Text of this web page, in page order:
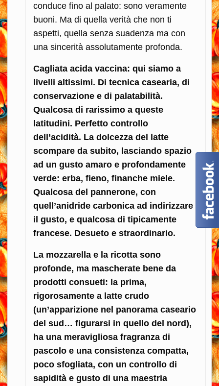
conduce fino al palato: sono veramente
buoni. Ma di quella verità che non ti
aspetti, quella senza suadenza ma con
una sincerità assolutamente profonda.
Cagliata acida vaccina: qui siamo a
livelli altissimi. Di tecnica casearia, di
conservazione e di palatabilità.
Qualcosa di rarissimo a queste
latitudini. Perfetto controllo
dell’acidità. La dolcezza del latte
scompare da subito, lasciando spazio
ad un gusto amaro e profondamente
verde: erba, fieno, finanche miele.
Qualcosa del pannerone, con
quell’anidride carbonica ad indirizzare
il gusto, e qualcosa di tipicamente
francese. Desueto e straordinario.
La mozzarella e la ricotta sono
profonde, ma mascherate bene da
prodotti consueti: la prima,
rigorosamente a latte crudo
(un’apparizione nel panorama caseario
del sud… figurarsi in quello del nord),
ha una meravigliosa fragranza di
pascolo e una consistenza compatta,
poco sfogliata, con un controllo di
sapidità e gusto di una maestria